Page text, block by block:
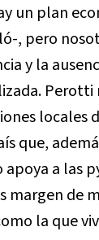
un plan
, pero
y la
Perotti
locales
que,
a las
margen de
la que